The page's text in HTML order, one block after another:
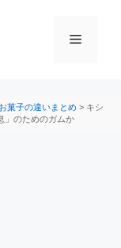
メ
菓子の違いまとめ > キシ
」のためのガムか